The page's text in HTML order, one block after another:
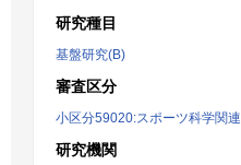
研究種目
基盤研究(B)
審査区分
小区分59020:スポーツ科学関連
研究機関